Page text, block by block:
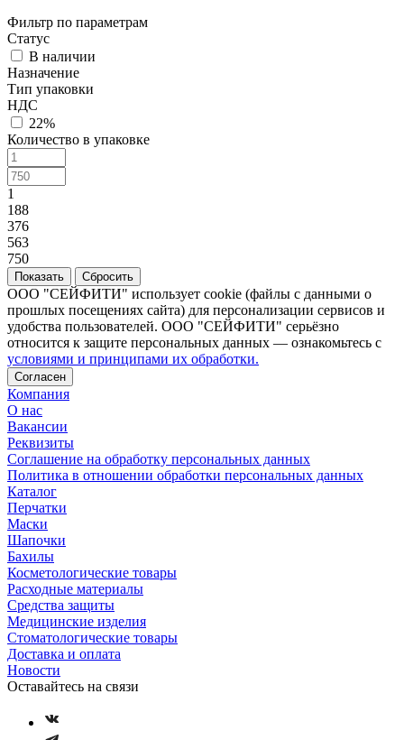
Фильтр по параметрам
Статус
В наличии
Назначение
Тип упаковки
НДС
22%
Количество в упаковке
1
188
376
563
750
Сбросить
ООО "СЕЙФИТИ" использует cookie (файлы с данными о
прошлых посещениях сайта) для персонализации сервисов и
удобства пользователей. ООО "СЕЙФИТИ" серьёзно
относится к защите персональных данных — ознакомьтесь с
условиями и принципами их обработки.
Согласен
Компания
О нас
Вакансии
Реквизиты
Соглашение на обработку персональных данных
Политика в отношении обработки персональных данных
Каталог
Перчатки
Маски
Шапочки
Бахилы
Косметологические товары
Расходные материалы
Средства защиты
Медицинские изделия
Стоматологические товары
Доставка и оплата
Новости
Оставайтесь на связи